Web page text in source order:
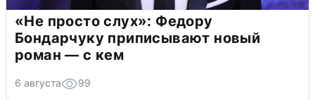
«Не просто слух»: Федору
Бондарчуку приписывают новый
роман — с кем
6 августа 99